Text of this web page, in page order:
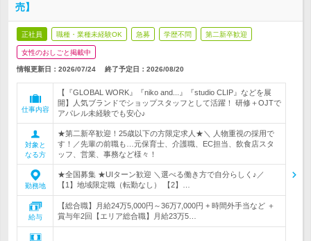
売】
正社員 職種・業種未経験OK 急募 学歴不問 第二新卒歓迎
女性のおしごと掲載中
情報更新日：2026/07/24 終了予定日： 2026/08/20
仕事内容
【『GLOBAL WORK』『niko and...』『studio CLIP』などを展
開】人気ブランドでショップスタッフとして活躍！ 研修＋OJTで
アパレル未経験でも安心♪
対象と
なる方
★第二新卒歓迎！25歳以下の方限定求人★＼ 人物重視の採用で
す！／先輩の前職も…元保育士、介護職、EC担当、飲食店スタ
ッフ、営業、事務など様々！
勤務地
★全国募集 ★UIターン歓迎 ＼選べる働き方で自分らしく♪／
【1】地域限定職（転勤なし） 【2】…
給与
【総合職】月給24万5,000円～36万7,000円 + 時間外手当など ＋
賞与年2回【エリア総合職】月給23万5…